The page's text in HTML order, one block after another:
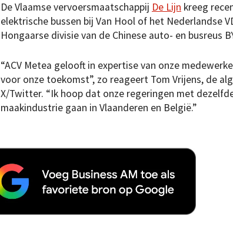
De Vlaamse vervoersmaatschappij De Lijn kreeg
elektrische bussen bij Van Hool of het Nederlandse
Hongaarse divisie van de Chinese auto- en busreus
“ACV Metea gelooft in expertise van onze
voor onze toekomst”, zo reageert Tom Vrijens, de
X/Twitter. “Ik hoop dat onze regeringen met
maakindustrie gaan in Vlaanderen en België.”